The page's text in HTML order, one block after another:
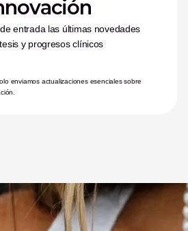
entrada las últimas novedades
y progresos clínicos
enviamos actualizaciones esenciales sobre